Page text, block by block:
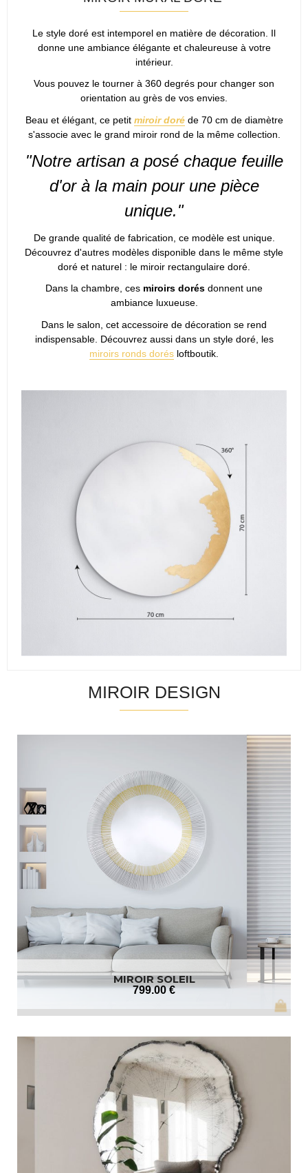
Le style doré est intemporel en matière de décoration. Il
donne une ambiance élégante et chaleureuse à votre
intérieur.
Vous pouvez le tourner à 360 degrés pour changer son
orientation au grès de vos envies.
Beau et élégant, ce petit miroir doréde 70 cm de diamètre
s'associe avec le grand miroir rond de la même collection.
"Notre artisan a posé chaque feuille
d'or à la main pour une pièce
unique."
De grande qualité de fabrication, ce modèle est unique.
Découvrez d'autres modèles disponible dans le même style
doré et naturel : le miroir rectangulaire doré.
Dans la chambre, ces miroirs dorés donnent une
ambiance luxueuse.
Dans le salon, cet accessoire de décoration se rend
indispensable. Découvrez aussi dans un style doré, les
miroirs ronds dorés loftboutik.
MIROIR DESIGN
MIROIR SOLEIL
799.00 €